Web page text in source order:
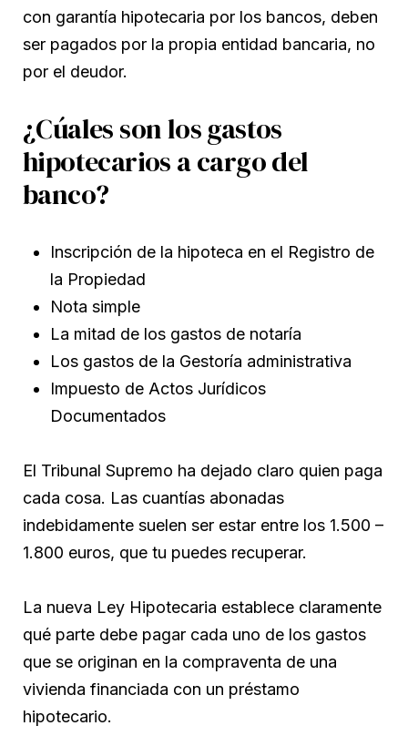
con garantía hipotecaria por los bancos, deben
ser pagados por la propia entidad bancaria, no
por el deudor.
¿Cúales son los gastos
hipotecarios a cargo del
banco?
Inscripción de la hipoteca en el Registro de
la Propiedad
Nota simple
La mitad de los gastos de notaría
Los gastos de la Gestoría administrativa
Impuesto de Actos Jurídicos
Documentados
El Tribunal Supremo ha dejado claro quien paga
cada cosa. Las cuantías abonadas
indebidamente suelen ser estar entre los 1.500 –
1.800 euros, que tu puedes recuperar.
La nueva Ley Hipotecaria establece claramente
qué parte debe pagar cada uno de los gastos
que se originan en la compraventa de una
vivienda financiada con un préstamo
hipotecario.